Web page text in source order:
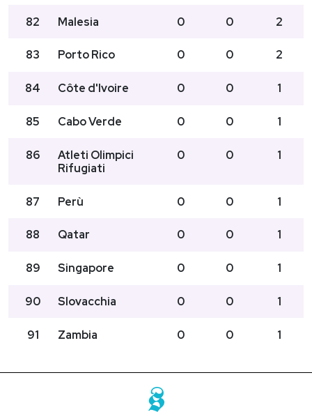
82 Malesia 0 0 2
83 Porto Rico 0 0 2
84 Côte d'Ivoire 0 0 1
85 Cabo Verde 0 0 1
86
Atleti Olimpici
Rifugiati
0 0 1
87 Perù 0 0 1
88 Qatar 0 0 1
89 Singapore 0 0 1
90 Slovacchia 0 0 1
91 Zambia 0 0 1